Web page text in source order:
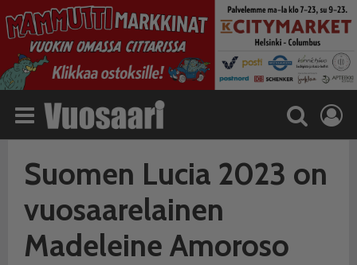
Suomen Lucia 2023 on
vuosaarelainen
Madeleine Amoroso